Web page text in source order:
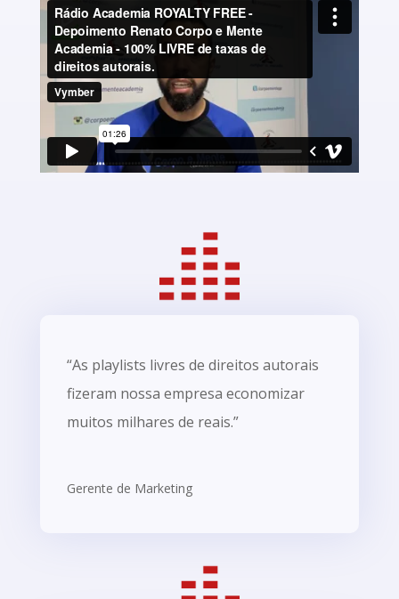
“As playlists livres de direitos autorais
fizeram nossa empresa economizar
muitos milhares de reais.”
Gerente de Marketing